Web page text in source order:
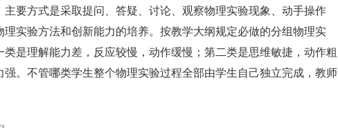
要方式是采取提问、答疑、讨论、观察物理实验现象、动手操作
实验方法和创新能力的培养。按教学大纲规定必做的分组物理实
是理解能力差，反应较慢，动作缓慢；第二类是思维敏捷，动作粗
。不管哪类学生整个物理实验过程全部由学生自己独立完成，教师